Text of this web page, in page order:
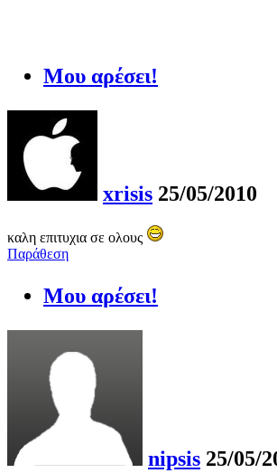
Μου αρέσει!
xrisis 25/05/2010
καλη επιτυχια σε ολους
Παράθεση
Μου αρέσει!
nipsis 25/05/